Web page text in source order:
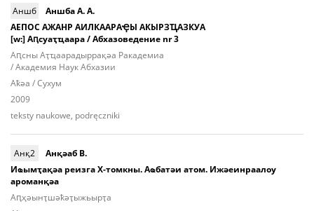
Аншб
Аншба А. А.
АЕПОС АЖАНР АИЛКААРАҾЫ АКЫРЗҴАЗКУА
[w:] Аԥсуаҭҵаара / Абхазоведение nr 3
Аԥcны Аҭ­ҵаа­ра­дыр­ра­қәа Ракадемиа
/ Академия Наук Абхазии
Aҟәа / Сухум
2009
teksty naukowe, podręczniki
Анқ2
Анқәаб В.
Иҩымҭақәа реизга Х-томкны. Аҩбатәи атом. Ижәеинраалоу
ароманқәа
Аԥ­ҳәынҭ­шәҟәҭы­жьыp­ҭа